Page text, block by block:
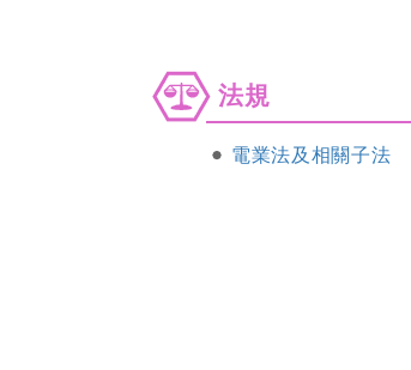
法
規
法規
電業法及相關子法